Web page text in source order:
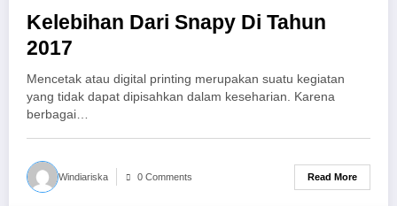
Kelebihan Dari Snapy Di Tahun
2017
Mencetak atau digital printing merupakan suatu kegiatan
yang tidak dapat dipisahkan dalam keseharian. Karena
berbagai…
Windiariska 0 Comments Read More